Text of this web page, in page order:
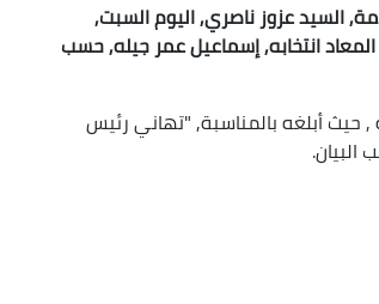
السيد عزوز ناصري, اليوم السبت,
انتخابه, إسماعيل عمر جيله, حسب
أبلغه بالمناسبة, "تهاني رئيس
البيان.